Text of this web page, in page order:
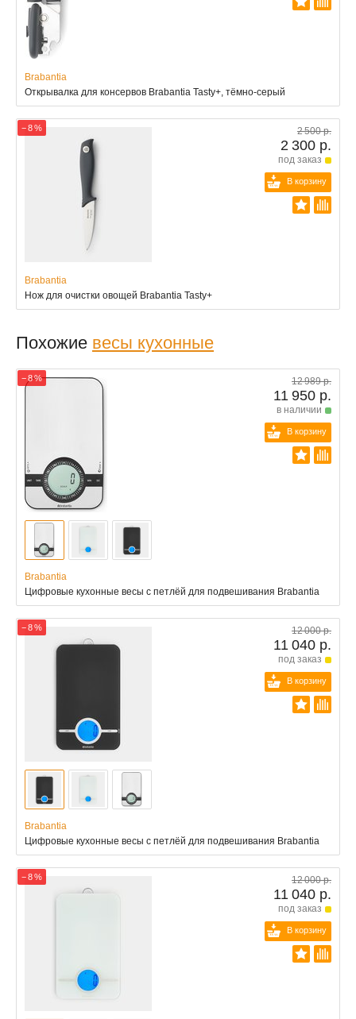
Brabantia
Открывалка для консервов Brabantia Tasty+, тёмно-серый
− 8 % 2 500 р.
2 300 р.
под заказ
В корзину
Brabantia
Нож для очистки овощей Brabantia Tasty+
Похожие весы кухонные
− 8 % 12 989 р.
11 950 р.
в наличии
В корзину
Brabantia
Цифровые кухонные весы с петлёй для подвешивания Brabantia
− 8 % 12 000 р.
11 040 р.
под заказ
В корзину
Brabantia
Цифровые кухонные весы с петлёй для подвешивания Brabantia
− 8 % 12 000 р.
11 040 р.
под заказ
В корзину